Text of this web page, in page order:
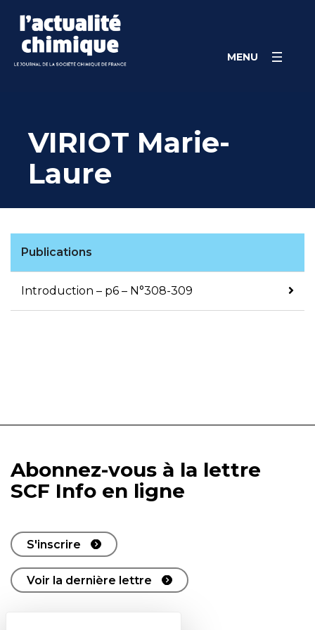
content
MENU
VIRIOT Marie-
Laure
Publications
Introduction – p6 – N°308-309
Abonnez-vous à la lettre
SCF Info en ligne
S'inscrire
Voir la dernière lettre